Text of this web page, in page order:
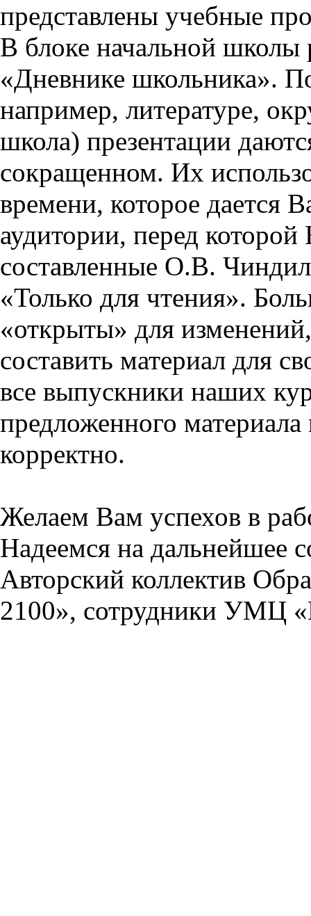
представлены учебные
В блоке начальной школы
«Дневнике школьника».
например, литературе,
школа) презентации
сокращенном. Их
времени, которое дается
аудитории, перед
составленные О.В.
«Только для чтения».
«открыты» для
составить материал для
все выпускники наших
предложенного
корректно.
Желаем Вам успехов в
Надеемся на дальнейшее
Авторский коллектив
2100», сотрудники УМЦ